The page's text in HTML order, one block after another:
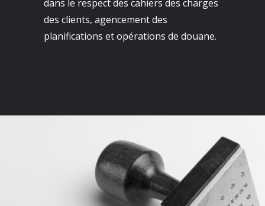
dans le respect des cahiers des charges
des clients, agencement des
planifications et opérations de douane.